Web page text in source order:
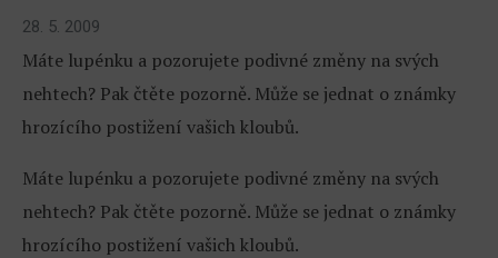
28. 5. 2009
Máte lupénku a pozorujete podivné změny na svých
nehtech? Pak čtěte pozorně. Může se jednat o známky
hrozícího postižení vašich kloubů.
Máte lupénku a pozorujete podivné změny na svých
nehtech? Pak čtěte pozorně. Může se jednat o známky
hrozícího postižení vašich kloubů.